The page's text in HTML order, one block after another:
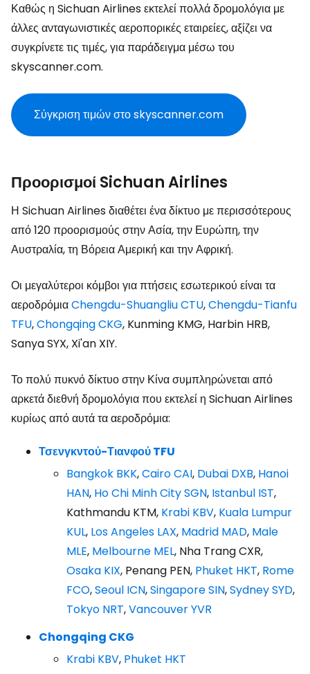
Καθώς η Sichuan Airlines εκτελεί πολλά δρομολόγια με
άλλες ανταγωνιστικές αεροπορικές εταιρείες, αξίζει να
συγκρίνετε τις τιμές, για παράδειγμα μέσω του
skyscanner.com.
Σύγκριση τιμών στο skyscanner.com
Προορισμοί Sichuan Airlines
Η Sichuan Airlines διαθέτει ένα δίκτυο με περισσότερους
από 120 προορισμούς στην Ασία, την Ευρώπη, την
Αυστραλία, τη Βόρεια Αμερική και την Αφρική.
Οι μεγαλύτεροι κόμβοι για πτήσεις εσωτερικού είναι τα
αεροδρόμιαChengdu-Shuangliu CTU,Chengdu-Tianfu
TFU,Chongqing CKG, Kunming KMG, Harbin HRB,
Sanya SYX, Xi'an XIY.
Το πολύ πυκνό δίκτυο στην Κίνα συμπληρώνεται από
αρκετά διεθνή δρομολόγια που εκτελεί η Sichuan Airlines
κυρίως από αυτά τα αεροδρόμια:
Τσενγκντού-Τιανφού TFU
Bangkok BKK,Cairo CAI, Dubai DXB, Hanoi
HAN, Ho Chi Minh City SGN, Istanbul IST,
Kathmandu KTM, Krabi KBV, Kuala Lumpur
KUL, Los Angeles LAX, Madrid MAD, Male
MLE, Melbourne MEL, Nha Trang CXR,
Osaka KIX, Penang PEN, Phuket HKT, Rome
FCO,Seoul ICN,Singapore SIN,Sydney SYD,
Tokyo NRT,Vancouver YVR
Chongqing CKG
Krabi KBV, Phuket HKT